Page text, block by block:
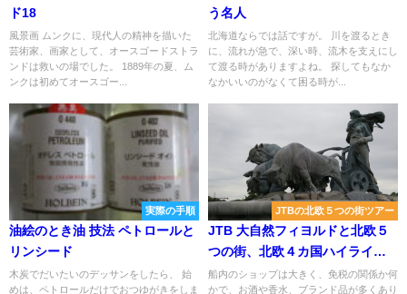
ド18
風景画 ムンクに、現代人の精神を描いた
芸術家、画家として、オースゴードストラ
ンドは救いの場でした。 1889年の夏、ム
ンクは初めてオースゴー...
う名人
北海道ならでは話ですが。 川を渡るとき
に、流れが急で、深い時、流木を支えにし
て渡る時がありますよね。 探してもなか
なかいいのがなくて困る時が...
実際の手順
油絵のとき油 技法 ペトロールと
リンシード
木炭でだいたいのデッサンをしたら、 始
めは、ペトロールだけでおつゆがきをしま
JTBの北欧５つの街ツアー
JTB 大自然フィヨルドと北欧５
つの街、北欧４カ国ハイライト8
⑦
船内のショップは大きく、免税の関係か何
かで、お酒や香水、ブランド品が多くあり